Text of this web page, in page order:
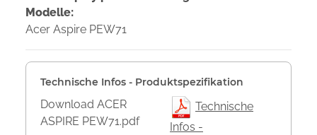
Modelle:
Acer Aspire PEW71
Technische Infos - Produktspezifikation
Download ACER
ASPIRE PEW71.pdf
Technische
Infos -